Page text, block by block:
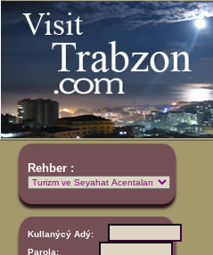
Rehber :
Kullanýcý Adý:
Parola: